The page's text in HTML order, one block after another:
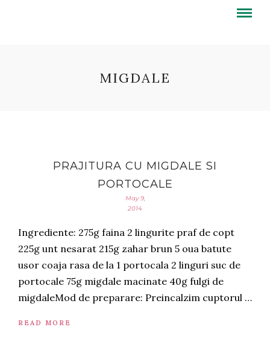
MIGDALE
PRAJITURA CU MIGDALE SI
PORTOCALE
May 9,
2014
Ingrediente: 275g faina 2 lingurite praf de copt
225g unt nesarat 215g zahar brun 5 oua batute
usor coaja rasa de la 1 portocala 2 linguri suc de
portocale 75g migdale macinate 40g fulgi de
migdaleMod de preparare: Preincalzim cuptorul …
READ MORE